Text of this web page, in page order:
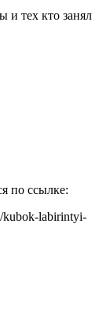
и тех кто занял
по ссылке:
kubok-labirintyi-